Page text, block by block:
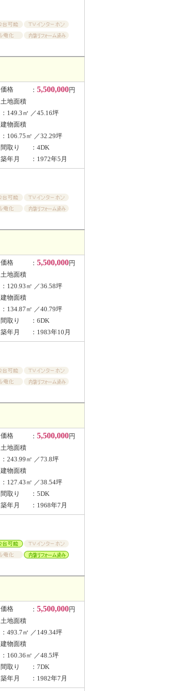
価格 ：5,500,000円
土地面積
：149.3㎡ ／45.16坪
建物面積
：106.75㎡ ／32.29坪
間取り
：4DK
築年月
：1972年5月
価格 ：5,500,000円
土地面積
：120.93㎡ ／36.58坪
建物面積
：134.87㎡ ／40.79坪
間取り
：6DK
築年月
：1983年10月
価格 ：5,500,000円
土地面積
：243.99㎡ ／73.8坪
建物面積
：127.43㎡ ／38.54坪
間取り
：5DK
築年月
：1968年7月
価格 ：5,500,000円
土地面積
：493.7㎡ ／149.34坪
建物面積
：160.36㎡ ／48.5坪
間取り
：7DK
築年月
：1982年7月